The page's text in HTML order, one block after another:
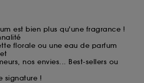
est bien plus qu'une fragrance !
florale ou une eau de parfum
nos envies... Best-sellers ou
signature !